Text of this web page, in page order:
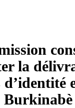
la
Burkinabè